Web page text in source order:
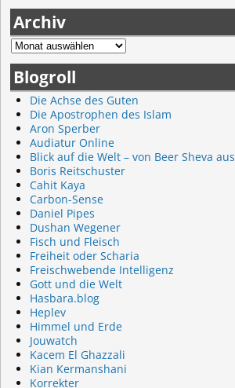
Archiv
Blogroll
Die Achse des Guten
Die Apostrophen des Islam
Aron Sperber
Audiatur Online
Blick auf die Welt – von Beer Sheva aus
Boris Reitschuster
Cahit Kaya
Carbon-Sense
Daniel Pipes
Dushan Wegener
Fisch und Fleisch
Freiheit oder Scharia
Freischwebende Intelligenz
Gott und die Welt
Hasbara.blog
Heplev
Himmel und Erde
Jouwatch
Kacem El Ghazzali
Kian Kermanshani
Korrekter